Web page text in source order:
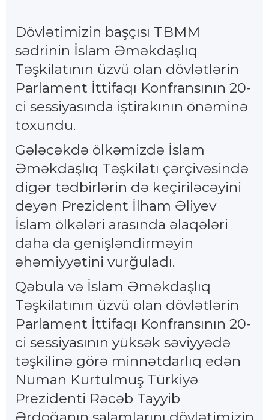
Dövlətimizin başçısı TBMM
sədrinin İslam Əməkdaşlıq
Təşkilatının üzvü olan dövlətlərin
Parlament İttifaqı Konfransının 20-
ci sessiyasında iştirakının önəminə
toxundu.
Gələcəkdə ölkəmizdə İslam
Əməkdaşlıq Təşkilatı çərçivəsində
digər tədbirlərin də keçiriləcəyini
deyən Prezident İlham Əliyev
İslam ölkələri arasında əlaqələri
daha da genişləndirməyin
əhəmiyyətini vurğuladı.
Qəbula və İslam Əməkdaşlıq
Təşkilatının üzvü olan dövlətlərin
Parlament İttifaqı Konfransının 20-
ci sessiyasının yüksək səviyyədə
təşkilinə görə minnətdarlıq edən
Numan Kurtulmuş Türkiyə
Prezidenti Rəcəb Tayyib